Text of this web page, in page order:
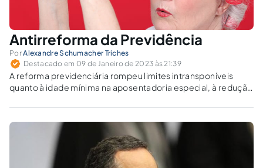
Antirreforma da Previdência
PorAlexandre Schumacher Triches
Destacado em 09 de Janeiro de 2023 às 21:39
A reforma previdenciária rompeu limites intransponíveis
quanto à idade mínima na aposentadoria especial, à redução
da aposentadoria por incapacidade permanente.